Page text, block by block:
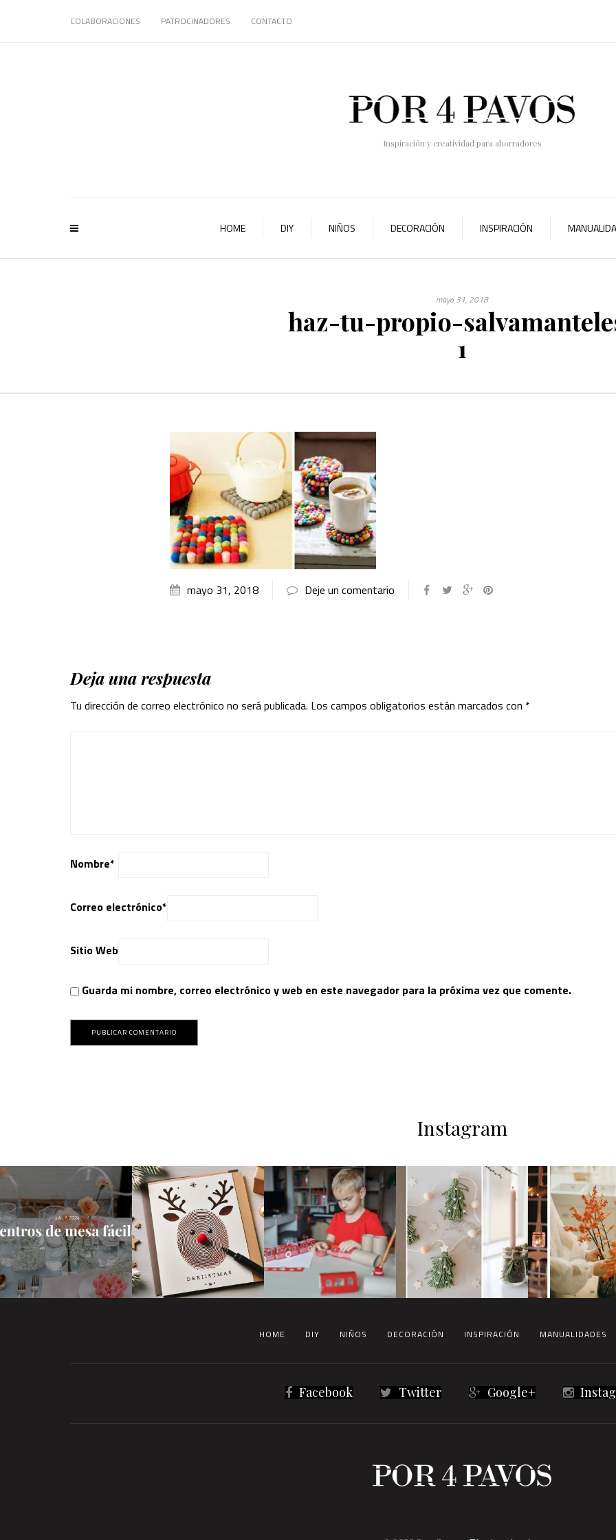
COLABORACIONES PATROCINADORES CONTACTO
Inspiración y creatividad para ahorradores
HOME DIY NIÑOS DECORACIÓN INSPIRACIÓN
mayo 31, 2018
haz-tu-propio-
1
mayo 31, 2018 Deje un comentario
Deja una respuesta
Tu dirección de correo electrónico no será publicada. Los campos obligatorios están marcados con *
Nombre*
Correo electrónico*
Sitio Web
Guarda mi nombre, correo electrónico y web en este navegador para la próxima vez que comente.
Instagram
HOME DIY NIÑOS DECORACIÓN INSPIRACIÓN MANUALIDADES
Facebook Twitter Google+